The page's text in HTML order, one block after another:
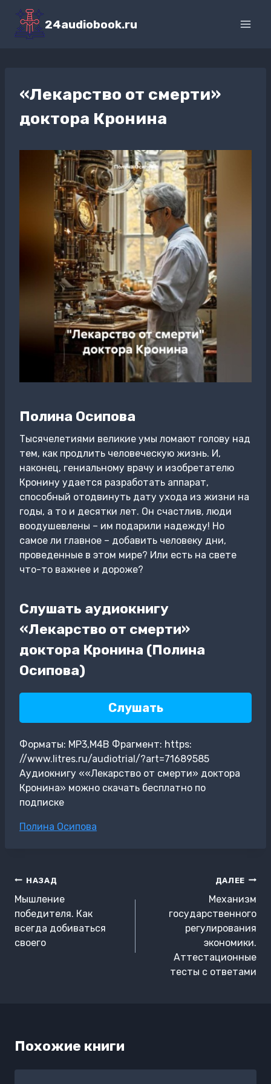
Перейти
содержимому
24audiobook.ru
«Лекарство от смерти»
доктора Кронина
Полина Осипова
Тысячелетиями великие умы ломают голову над
тем, как продлить человеческую жизнь. И,
наконец, гениальному врачу и изобретателю
Кронину удается разработать аппарат,
способный отодвинуть дату ухода из жизни на
годы, а то и десятки лет. Он счастлив, люди
воодушевлены – им подарили надежду! Но
самое ли главное – добавить человеку дни,
проведенные в этом мире? Или есть на свете
что-то важнее и дороже?
Слушать аудиокнигу
«Лекарство от смерти»
доктора Кронина (Полина
Осипова)
Слушать
Форматы: MP3,M4B Фрагмент: https:
//www.litres.ru/audiotrial/?art=71689585
Аудиокнигу ««Лекарство от смерти» доктора
Кронина» можно скачать бесплатно по
подписке
Метки
Полина Осипова
Навигация
по
записям
НАЗАД
Мышление
победителя. Как
всегда добиваться
своего
ДАЛЕЕ
Механизм
государственного
регулирования
экономики.
Аттестационные
тесты с ответами
Похожие книги